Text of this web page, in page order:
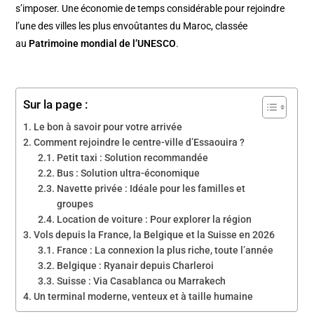
s’imposer. Une économie de temps considérable pour rejoindre
l’une des villes les plus envoûtantes du Maroc, classée
au Patrimoine mondial de l’UNESCO.
Sur la page :
Le bon à savoir pour votre arrivée
Comment rejoindre le centre-ville d’Essaouira ?
Petit taxi : Solution recommandée
Bus : Solution ultra-économique
Navette privée : Idéale pour les familles et
groupes
Location de voiture : Pour explorer la région
Vols depuis la France, la Belgique et la Suisse en 2026
France : La connexion la plus riche, toute l’année
Belgique : Ryanair depuis Charleroi
Suisse : Via Casablanca ou Marrakech
Un terminal moderne, venteux et à taille humaine